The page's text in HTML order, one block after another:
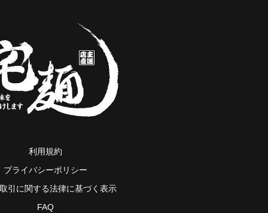
利用規約
プライバシーポリシー
引に関する法律に基づく表示
FAQ